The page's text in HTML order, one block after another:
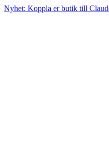
Nyhet: Koppla er butik till